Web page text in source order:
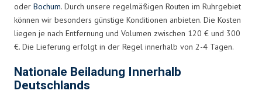
oder Bochum. Durch unsere regelmäßigen Routen im Ruhrgebiet
können wir besonders günstige Konditionen anbieten. Die Kosten
liegen je nach Entfernung und Volumen zwischen 120 € und 300
€. Die Lieferung erfolgt in der Regel innerhalb von 2-4 Tagen.
Nationale Beiladung Innerhalb
Deutschlands